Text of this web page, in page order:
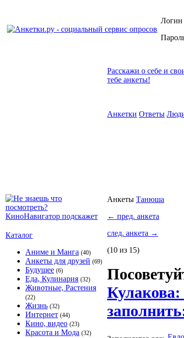
Логин
Каталог
Аниме и Манга (40)
Анкеты для друзей (69)
Будущее (6)
Еда, Кулинария (32)
Животные, Растения
(22)
Жизнь (32)
Интернет (44)
Кино, видео (23)
Красота и Мода (32)
Расскажи о себе и
тебе анкеты!
Анкетки Ответы
Анкеты Танюша
← пред. анкета
след. анкета →
(10 из 15)
Кулакова: